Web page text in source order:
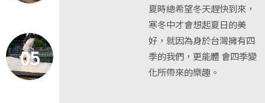
05
夏時總希望冬天趕快到來，
寒冬中才會想起夏日的美
好，就因為身於台灣擁有四
季的我們，更能體 會四季變
化所帶來的樂趣。